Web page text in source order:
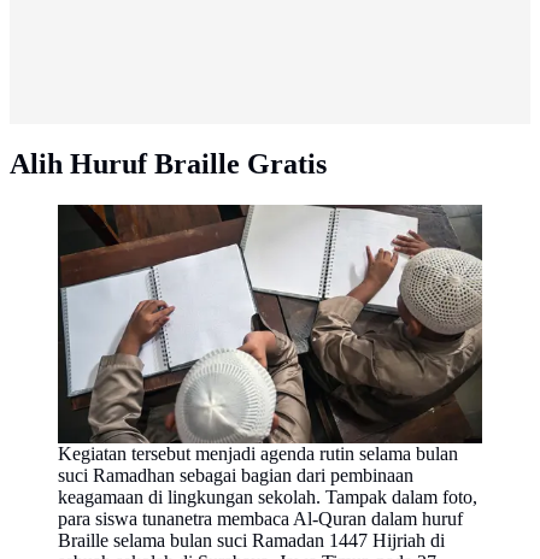
Alih Huruf Braille Gratis
Kegiatan tersebut menjadi agenda rutin selama bulan
suci Ramadhan sebagai bagian dari pembinaan
keagamaan di lingkungan sekolah. Tampak dalam foto,
para siswa tunanetra membaca Al-Quran dalam huruf
Braille selama bulan suci Ramadan 1447 Hijriah di